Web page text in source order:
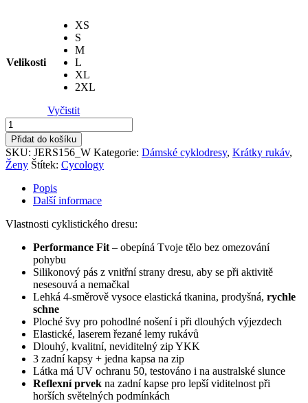
Velikosti
XS
S
M
L
XL
2XL
Vyčistit
Cyklodres
dámský
See
Me
množství
Přidat do košíku
SKU: JERS156_W Kategorie: Dámské cyklodresy, Krátky rukáv,
Ženy Štítek: Cycology
Popis
Další informace
Vlastnosti cyklistického dresu:
Performance Fit– obepíná Tvoje tělo bez omezování
pohybu
Silikonový pás z vnitřní strany dresu, aby se při aktivitě
nesesouvá a nemačkal
Lehká 4-směrově vysoce elastická tkanina, prodyšná, rychle
schne
Ploché švy pro pohodlné nošení i při dlouhých výjezdech
Elastické, laserem řezané lemy rukávů
Dlouhý, kvalitní, neviditelný zip YKK
3 zadní kapsy + jedna kapsa na zip
Látka má UV ochranu 50, testováno i na australské slunce
Reflexní prvek na zadní kapse pro lepší viditelnost při
horších světelných podmínkách